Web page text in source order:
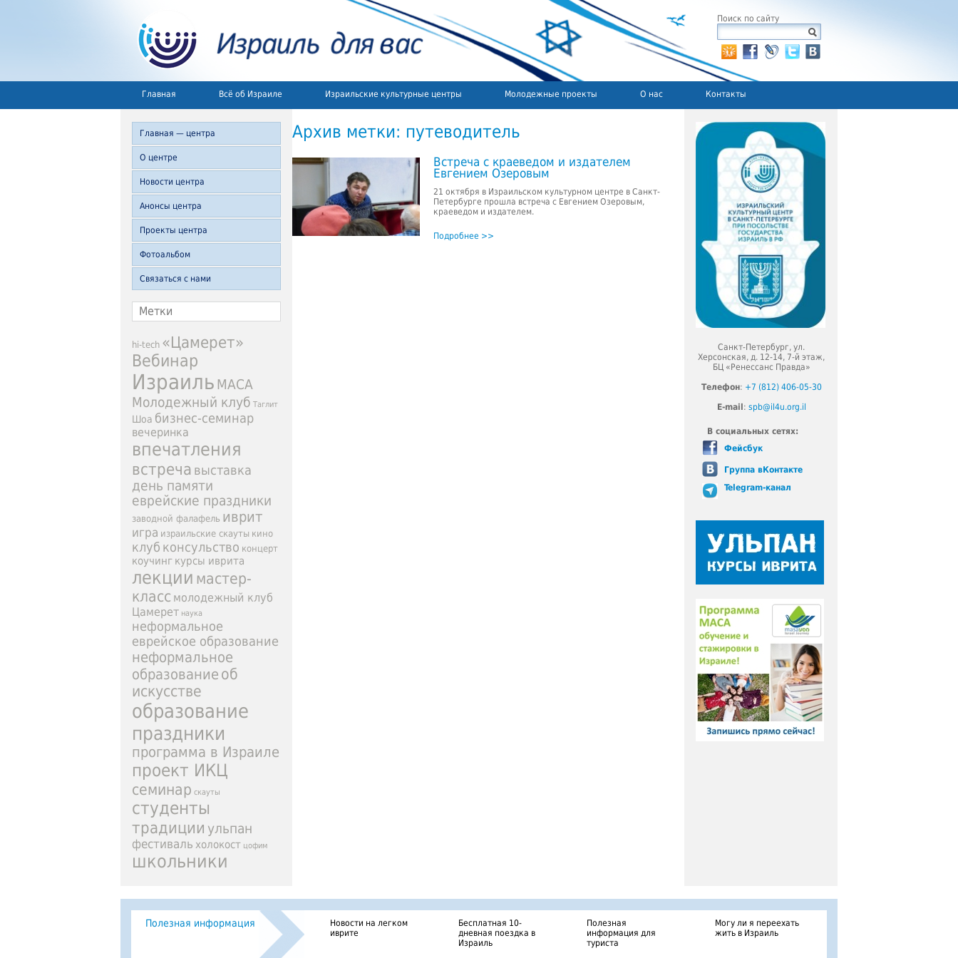
Поиск по сайту
Главная Всё об Израиле Израильские культурные центры Молодежные проекты О нас Контакты
Главная — центра
О центре
Новости центра
Анонсы центра
Проекты центра
Фотоальбом
Связаться с нами
Метки
hi-tech «Цамерет»
Вебинар
Израиль МАСА
Молодежный клуб Таглит
Шоа бизнес-семинар
вечеринка
впечатления
встреча выставка
день памяти
еврейские праздники
заводной фалафель иврит
игра израильские скауты кино
клуб консульство концерт
коучинг курсы иврита
лекции мастер-
класс молодежный клуб
Цамерет наука
неформальное
еврейское образование
неформальное
образование об
искусстве
образование
праздники
программа в Израиле
проект ИКЦ
семинар скауты
студенты
традиции ульпан
фестиваль холокост цофим
школьники
Архив метки: путеводитель
Встреча с краеведом и издателем
Евгением Озеровым
21 октября в Израильском культурном центре в Санкт-
Петербурге прошла встреча с Евгением Озеровым,
краеведом и издателем.
Подробнее >>
Санкт-Петербург, ул.
Херсонская, д. 12-14, 7-й этаж,
БЦ «Ренессанс Правда»
Телефон: +7 (812) 406-05-30
E-mail : spb@il4u.org.il
В социальных сетях:
Фейсбук
Группа вКонтакте
Telegram-канал
Полезная информация
Новости на легком
иврите
Бесплатная 10-
дневная поездка в
Израиль
Полезная
информация для
туриста
Могу ли я переехать
жить в Израиль